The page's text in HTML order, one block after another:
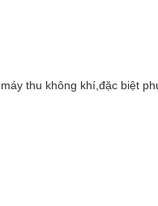
thu không khí,đặc biệt